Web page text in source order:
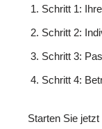
Schritt 1:
Schritt 2:
Schritt 3:
Schritt 4:
Starten Sie